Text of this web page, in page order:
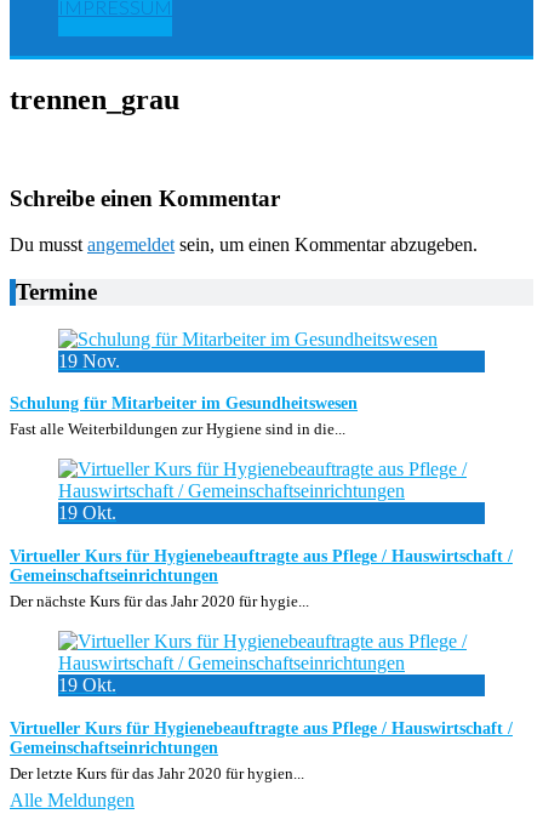
IMPRESSUM
trennen_grau
Schreibe einen Kommentar
Du musst angemeldet sein, um einen Kommentar abzugeben.
Termine
19 Nov.
Schulung für Mitarbeiter im Gesundheitswesen
Fast alle Weiterbildungen zur Hygiene sind in die...
19 Okt.
Virtueller Kurs für Hygienebeauftragte aus Pflege / Hauswirtschaft /
Gemeinschaftseinrichtungen
Der nächste Kurs für das Jahr 2020 für hygie...
19 Okt.
Virtueller Kurs für Hygienebeauftragte aus Pflege / Hauswirtschaft /
Gemeinschaftseinrichtungen
Der letzte Kurs für das Jahr 2020 für hygien...
Alle Meldungen